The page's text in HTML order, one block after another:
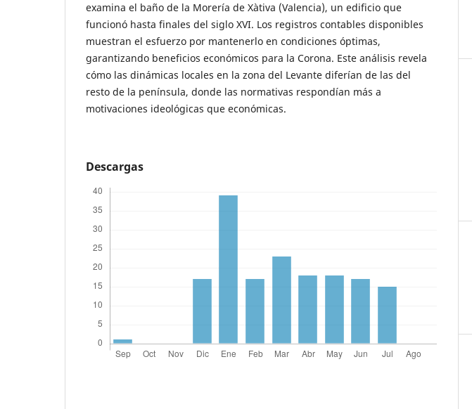
examina el baño de la Morería de Xàtiva (Valencia), un edificio que
funcionó hasta finales del siglo XVI. Los registros contables disponibles
muestran el esfuerzo por mantenerlo en condiciones óptimas,
garantizando beneficios económicos para la Corona. Este análisis revela
cómo las dinámicas locales en la zona del Levante diferían de las del
resto de la península, donde las normativas respondían más a
motivaciones ideológicas que económicas.
Descargas